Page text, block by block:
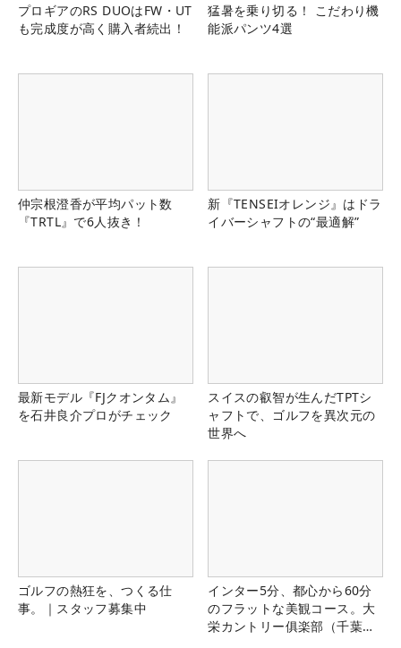
プロギアのRS DUOはFW・UT
も完成度が高く購入者続出！
猛暑を乗り切る！ こだわり機
能派パンツ4選
仲宗根澄香が平均パット数
『TRTL』で6人抜き！
新『TENSEIオレンジ』はドラ
イバーシャフトの“最適解”
最新モデル『FJクオンタム』
を石井良介プロがチェック
スイスの叡智が生んだTPTシ
ャフトで、ゴルフを異次元の
世界へ
ゴルフの熱狂を、つくる仕
事。｜スタッフ募集中
インター5分、都心から60分
のフラットな美観コース。大
栄カントリー俱楽部（千葉